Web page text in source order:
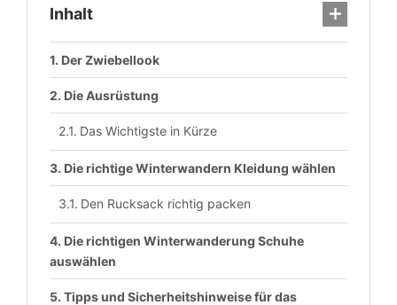
Inhalt
Der Zwiebellook
Die Ausrüstung
Das Wichtigste in Kürze
Die richtige Winterwandern Kleidung wählen
Den Rucksack richtig packen
Die richtigen Winterwanderung Schuhe
auswählen
Tipps und Sicherheitshinweise für das